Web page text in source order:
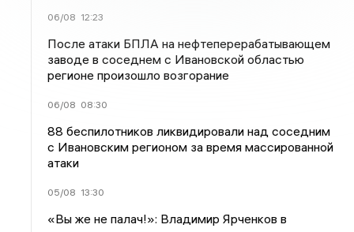
06/08 12:23
После атаки БПЛА на нефтеперерабатывающем
заводе в соседнем с Ивановской областью
регионе произошло возгорание
06/08 08:30
88 беспилотников ликвидировали над соседним
с Ивановским регионом за время массированной
атаки
05/08 13:30
«Вы же не палач!»: Владимир Ярченков в